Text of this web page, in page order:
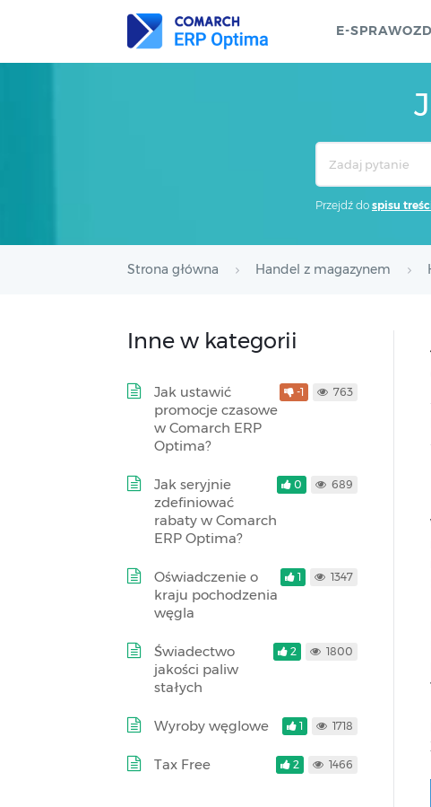
E-
Przejdź do spisu
Strona główna Handel z magazynem
Inne w kategorii
Jak ustawić
promocje czasowe
w Comarch ERP
Optima?
-1 763
Jak seryjnie
zdefiniować
rabaty w Comarch
ERP Optima?
0 689
Oświadczenie o
kraju pochodzenia
węgla
1 1347
Świadectwo
jakości paliw
stałych
2 1800
Wyroby węglowe 1 1718
Tax Free 2 1466